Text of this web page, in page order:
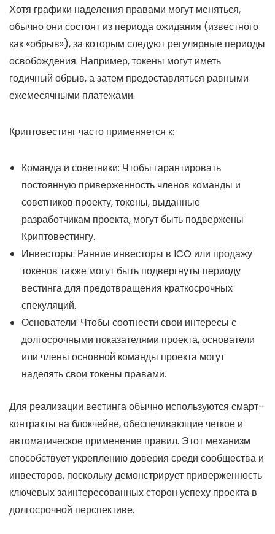
Хотя графики наделения правами могут меняться,
обычно они состоят из периода ожидания (известного
как «обрыв»), за которым следуют регулярные периоды
освобождения. Например, токены могут иметь
годичный обрыв, а затем предоставляться равными
ежемесячными платежами.
Криптовестинг часто применяется к:
Команда и советники: Чтобы гарантировать
постоянную приверженность членов команды и
советников проекту, токены, выданные
разработчикам проекта, могут быть подвержены
Криптовестингу.
Инвесторы: Ранние инвесторы в ICO или продажу
токенов также могут быть подвергнуты периоду
вестинга для предотвращения краткосрочных
спекуляций.
Основатели: Чтобы соотнести свои интересы с
долгосрочными показателями проекта, основатели
или члены основной команды проекта могут
наделять свои токены правами.
Для реализации вестинга обычно используются смарт-
контракты на блокчейне, обеспечивающие четкое и
автоматическое применение правил. Этот механизм
способствует укреплению доверия среди сообщества и
инвесторов, поскольку демонстрирует приверженность
ключевых заинтересованных сторон успеху проекта в
долгосрочной перспективе.